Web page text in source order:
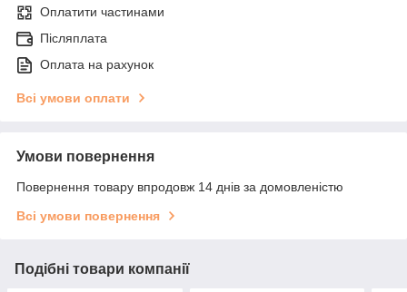
Оплатити частинами
Післяплата
Оплата на рахунок
Всі умови оплати
Умови повернення
Повернення товару впродовж 14 днів за домовленістю
Всі умови повернення
Подібні товари компанії